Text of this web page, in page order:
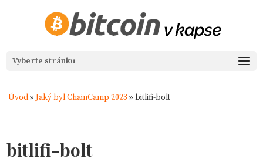
Vyberte stránku
Úvod» Jaký byl ChainCamp 2023 » bitlifi-bolt
bitlifi-bolt